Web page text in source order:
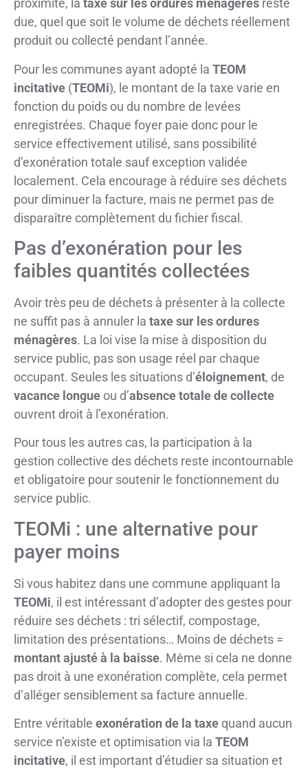
proximité, la taxe sur les ordures ménagères reste
due, quel que soit le volume de déchets réellement
produit ou collecté pendant l’année.
Pour les communes ayant adopté la TEOM
incitative (TEOMi), le montant de la taxe varie en
fonction du poids ou du nombre de levées
enregistrées. Chaque foyer paie donc pour le
service effectivement utilisé, sans possibilité
d’exonération totale sauf exception validée
localement. Cela encourage à réduire ses déchets
pour diminuer la facture, mais ne permet pas de
disparaître complètement du fichier fiscal.
Pas d’exonération pour les
faibles quantités collectées
Avoir très peu de déchets à présenter à la collecte
ne suffit pas à annuler la taxe sur les ordures
ménagères. La loi vise la mise à disposition du
service public, pas son usage réel par chaque
occupant. Seules les situations d’éloignement, de
vacance longue ou d’absence totale de collecte
ouvrent droit à l’exonération.
Pour tous les autres cas, la participation à la
gestion collective des déchets reste incontournable
et obligatoire pour soutenir le fonctionnement du
service public.
TEOMi : une alternative pour
payer moins
Si vous habitez dans une commune appliquant la
TEOMi, il est intéressant d’adopter des gestes pour
réduire ses déchets : tri sélectif, compostage,
limitation des présentations… Moins de déchets =
montant ajusté à la baisse. Même si cela ne donne
pas droit à une exonération complète, cela permet
d’alléger sensiblement sa facture annuelle.
Entre véritable exonération de la taxe quand aucun
service n’existe et optimisation via la TEOM
incitative, il est important d’étudier sa situation et